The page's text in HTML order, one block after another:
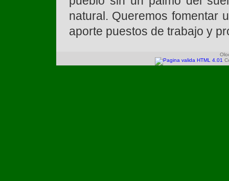
natural. Queremos fomentar
aporte puestos de trabajo y